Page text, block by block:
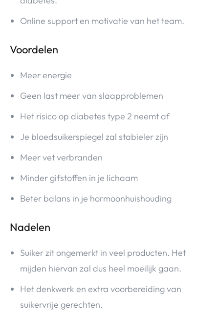
Online support en motivatie van het team.
Voordelen
Meer energie
Geen last meer van slaapproblemen
Het risico op diabetes type 2 neemt af
Je bloedsuikerspiegel zal stabieler zijn
Meer vet verbranden
Minder gifstoffen in je lichaam
Beter balans in je hormoonhuishouding
Nadelen
Suiker zit ongemerkt in veel producten. Het
mijden hiervan zal dus heel moeilijk gaan.
Het denkwerk en extra voorbereiding van
suikervrije gerechten.